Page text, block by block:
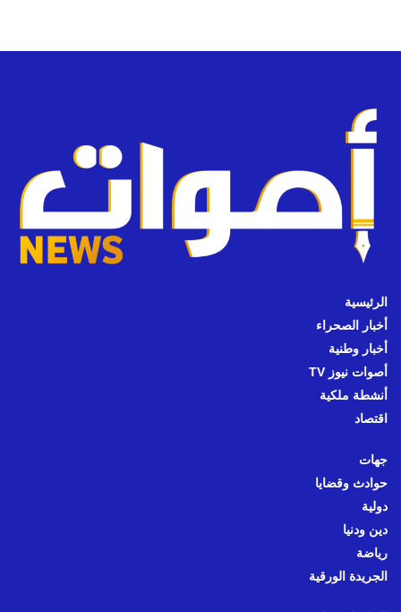
الرئيسية
أخبار الصحراء
أخبار وطنية
أصوات نيوز TV
أنشطة ملكية
اقتصاد
جهات
حوادث وقضايا
دولية
دين ودنيا
رياضة
الجريدة الورقية